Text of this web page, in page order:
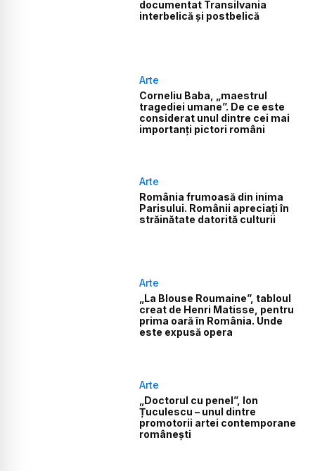
documentat Transilvania
interbelică și postbelică
Arte
Corneliu Baba, „maestrul
tragediei umane”. De ce este
considerat unul dintre cei mai
importanți pictori români
Arte
România frumoasă din inima
Parisului. Românii apreciați în
străinătate datorită culturii
Arte
„La Blouse Roumaine”, tabloul
creat de Henri Matisse, pentru
prima oară în România. Unde
este expusă opera
Arte
„Doctorul cu penel”, Ion
Țuculescu – unul dintre
promotorii artei contemporane
românești